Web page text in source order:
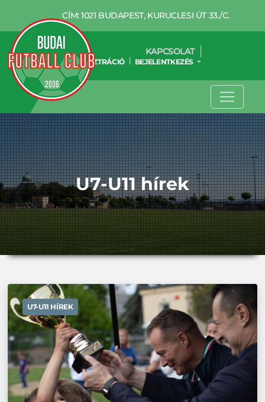
CÍM: 1021 BUDAPEST, KURUCLESI ÚT 33./C.
KAPCSOLAT
REGISZTRÁCIÓ BEJELENTKEZÉS
U7-U11 hírek
U7-U11 HÍREK